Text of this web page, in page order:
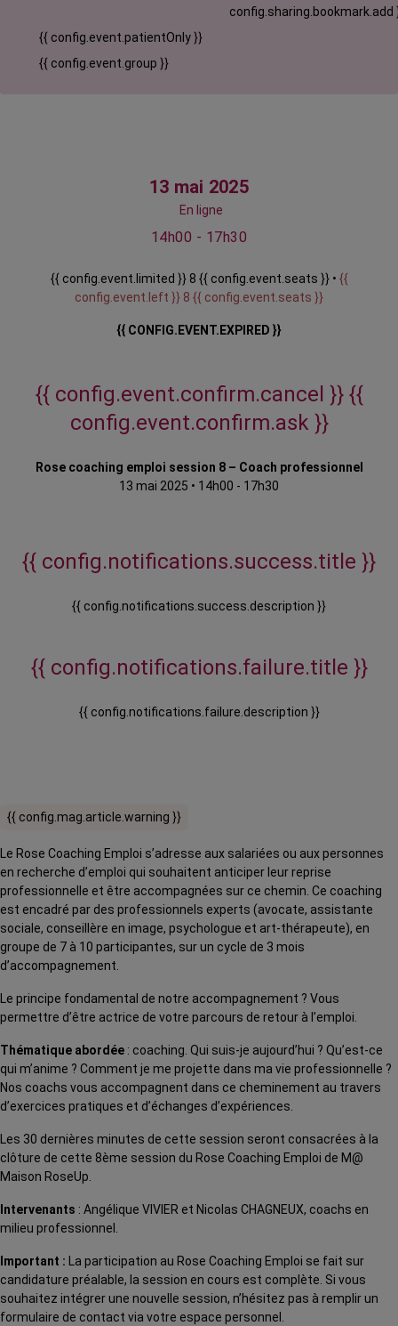
config.sharing.bookmark.add
{{ config.event.patientOnly }}
{{ config.event.group }}
13 mai 2025
En ligne
14h00 - 17h30
{{ config.event.limited }} 8 {{ config.event.seats }} • {{
config.event.left }} 8 {{ config.event.seats }}
{{ CONFIG.EVENT.EXPIRED }}
{{ config.event.confirm.cancel }} {{
config.event.confirm.ask }}
Rose coaching emploi session 8 – Coach professionnel
13 mai 2025 • 14h00 - 17h30
{{ config.notifications.success.title }}
{{ config.notifications.success.description }}
{{ config.notifications.failure.title }}
{{ config.notifications.failure.description }}
{{ config.mag.article.warning }}
Le Rose Coaching Emploi s’adresse aux salariées ou aux personnes
en recherche d’emploi qui souhaitent anticiper leur reprise
professionnelle et être accompagnées sur ce chemin. Ce coaching
est encadré par des professionnels experts (avocate, assistante
sociale, conseillère en image, psychologue et art-thérapeute), en
groupe de 7 à 10 participantes, sur un cycle de 3 mois
d’accompagnement.
Le principe fondamental de notre accompagnement ? Vous
permettre d’être actrice de votre parcours de retour à l’emploi.
Thématique abordée : coaching. Qui suis-je aujourd’hui ? Qu’est-ce
qui m’anime ? Comment je me projette dans ma vie professionnelle ?
Nos coachs vous accompagnent dans ce cheminement au travers
d’exercices pratiques et d’échanges d’expériences.
Les 30 dernières minutes de cette session seront consacrées à la
clôture de cette 8ème session du Rose Coaching Emploi de M@
Maison RoseUp.
Intervenants : Angélique VIVIER et Nicolas CHAGNEUX, coachs en
milieu professionnel.
Important : La participation au Rose Coaching Emploi se fait sur
candidature préalable, la session en cours est complète. Si vous
souhaitez intégrer une nouvelle session, n’hésitez pas à remplir un
formulaire de contact via votre espace personnel.